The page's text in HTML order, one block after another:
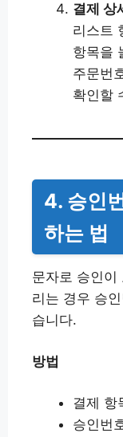
결제 상
리스트
항목을
주문번
확인할
4. 승인
하는 법
문자로 승인이
리는 경우 승
습니다.
방법
결제 항
승인번